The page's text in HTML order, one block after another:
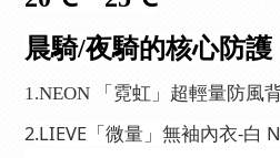
晨騎/夜騎的核心防護
1.NEON 「霓虹」超輕量防風
2.LIEVE「微量」無袖內衣-白